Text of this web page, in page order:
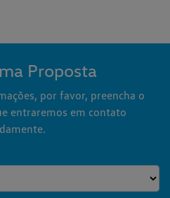
Proposta
por favor, preencha o
entraremos em contato